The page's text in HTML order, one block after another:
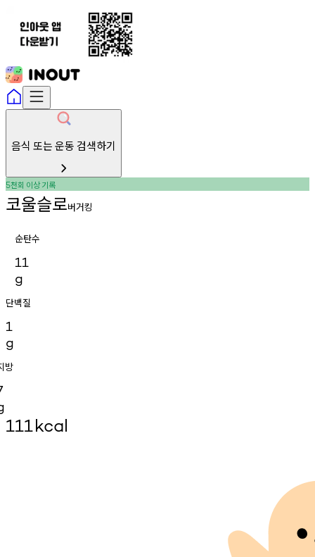
음식 또는 운동 검색하기
5천회 이상기록
코울슬로버거킹
순탄수
11
g
단백질
1
g
방
111kcal